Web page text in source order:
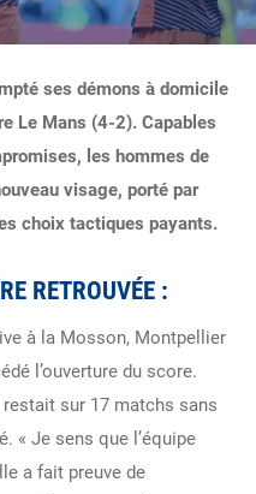
ses démons à domicile
Le Mans (4-2). Capables
les hommes de
visage, porté par
choix tactiques payants.
RETROUVÉE :
à la Mosson, Montpellier
l’ouverture du score.
sur 17 matchs sans
« Je sens que l’équipe
a fait preuve de